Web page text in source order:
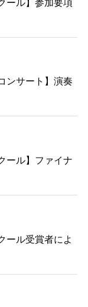
ール】参加要項
ンサート】演奏
ール】ファイナ
ール受賞者によ